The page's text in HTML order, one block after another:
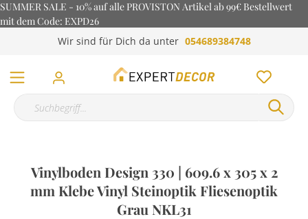
SUMMER SALE - 10% auf alle PROVISTON Artikel ab 99€ Bestellwert
mit dem Code: EXPD26
Wir sind für Dich da unter 054689384748
Vinylboden Design 330 | 609.6 x 305 x 2
mm Klebe Vinyl Steinoptik Fliesenoptik
Grau NKL31